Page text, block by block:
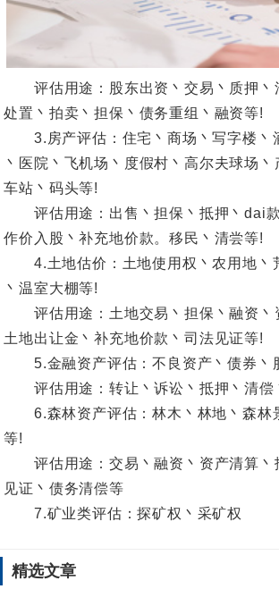
评估用途：股东出资丶交易丶质押丶
处置丶拍卖丶担保丶债务重组丶融资等!
3.房产评估：住宅丶商场丶写字楼丶
丶医院丶飞机场丶度假村丶高尔夫球场丶
车站丶码头等!
评估用途：出售丶担保丶抵押丶dai款
作价入股丶补充地价款。移民丶清尝等!
4.土地估价：土地使用权丶农用地丶
丶温室大棚等!
评估用途：土地交易丶担保丶融资丶
土地出让金丶补充地价款丶司法见证等!
5.金融资产评估：不良资产丶债券丶
评估用途：转让丶诉讼丶抵押丶清偿
6.森林资产评估：林木丶林地丶森林
等!
评估用途：交易丶融资丶资产清算丶
见证丶债务清偿等
7.矿业类评估：探矿权丶采矿权
精选文章